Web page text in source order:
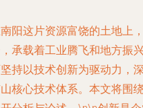
阳这片资源富饶的土地上
承载着工业腾飞和地方振
持以技术创新为驱动力，
核心技术体系。本文将围